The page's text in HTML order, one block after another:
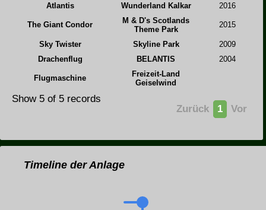
Atlantis Wunderland Kalkar 2016
The Giant Condor
M & D's Scotlands
Theme Park
2015
Sky Twister Skyline Park
2009
Drachenflug
BELANTIS 2004
Flugmaschine
Freizeit-Land
Geiselwind
Zurück 1 Vor
Show 5 of 5 records
Timeline der Anlage